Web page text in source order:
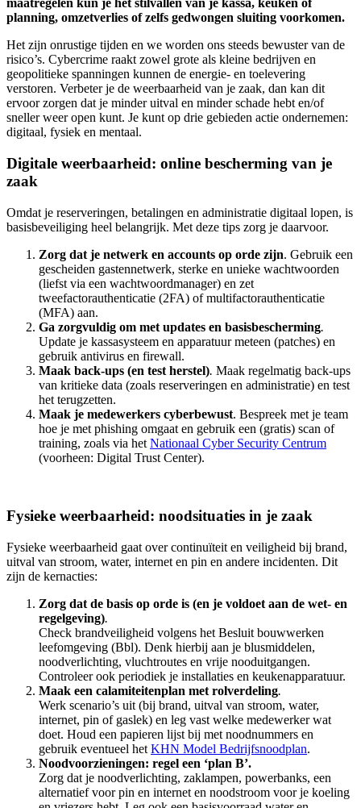
maatregelen kun je het stilvallen van je kassa, keuken of
planning, omzetverlies of zelfs gedwongen sluiting voorkomen.
Het zijn onrustige tijden en we worden ons steeds bewuster van de
risico’s. Cybercrime raakt zowel grote als kleine bedrijven en
geopolitieke spanningen kunnen de energie- en toelevering
verstoren. Verbeter je de weerbaarheid van je zaak, dan kan dit
ervoor zorgen dat je minder uitval en minder schade hebt en/of
sneller weer open kunt. Je kunt op drie gebieden actie ondernemen:
digitaal, fysiek en mentaal.
Digitale weerbaarheid: online bescherming van je
zaak
Omdat je reserveringen, betalingen en administratie digitaal lopen, is
basisbeveiliging heel belangrijk. Met deze tips zorg je daarvoor.
Zorg dat je netwerk en accounts op orde zijn. Gebruik een
gescheiden gastennetwerk, sterke en unieke wachtwoorden
(liefst via een wachtwoordmanager) en zet
tweefactorauthenticatie (2FA) of multifactorauthenticatie
(MFA) aan.
Ga zorgvuldig om met updates en basisbescherming.
Update je kassasysteem en apparatuur meteen (patches) en
gebruik antivirus en firewall.
Maak back-ups (en test herstel). Maak regelmatig back-ups
van kritieke data (zoals reserveringen en administratie) en test
het terugzetten.
Maak je medewerkers cyberbewust. Bespreek met je team
hoe je met phishing omgaat en gebruik een (gratis) scan of
training, zoals via het Nationaal Cyber Security Centrum
(voorheen: Digital Trust Center).
Fysieke weerbaarheid: noodsituaties in je zaak
Fysieke weerbaarheid gaat over continuïteit en veiligheid bij brand,
uitval van stroom, water, internet en pin en andere incidenten. Dit
zijn de kernacties:
Zorg dat de basis op orde is (en je voldoet aan de wet- en
regelgeving).
Check brandveiligheid volgens het Besluit bouwwerken
leefomgeving (Bbl). Denk hierbij aan je blusmiddelen,
noodverlichting, vluchtroutes en vrije nooduitgangen.
Controleer ook periodiek je installaties en keukenapparatuur.
Maak een calamiteitenplan met rolverdeling.
Werk scenario’s uit (bij brand, uitval van stroom, water,
internet, pin of gaslek) en leg vast welke medewerker wat
doet. Houd een papieren lijst bij met noodnummers en
gebruik eventueel het KHN Model Bedrijfsnoodplan.
Noodvoorzieningen: regel een ‘plan B’.
Zorg dat je noodverlichting, zaklampen, powerbanks, een
alternatief voor pin en internet en noodstroom voor je koeling